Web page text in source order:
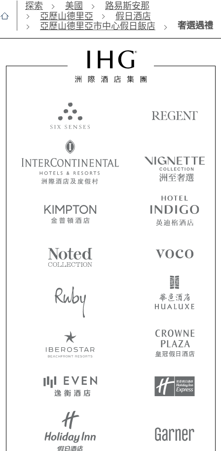
探索 美國
路易斯安那
亞歷山德里亞
假日酒店
亞歷山德里亞市中心假日飯店
奢選遇禮